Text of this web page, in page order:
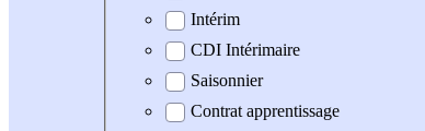
Intérim
CDI Intérimaire
Saisonnier
Contrat apprentissage